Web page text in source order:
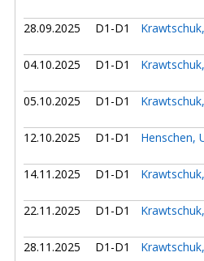
28.09.2025 D1-D1
04.10.2025 D1-D1
05.10.2025 D1-D1
12.10.2025 D1-D1 Henschen,
14.11.2025 D1-D1
22.11.2025 D1-D1
28.11.2025 D1-D1